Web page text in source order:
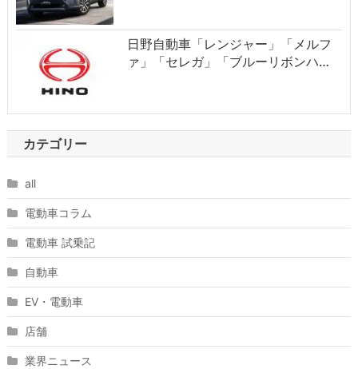
日野自動車「レンジャー」「メルフ
ァ」「セレガ」「ブルーリボンハ…
カテゴリー
all
電動車コラム
電動車 試乗記
自動車
EV・電動車
店舗
業界ニュース